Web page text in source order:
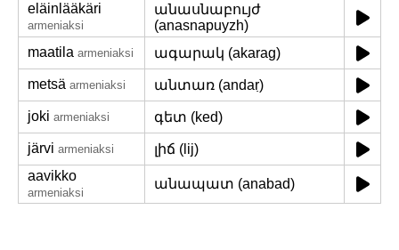
eläinlääkäri
armeniaksi
անասնաբույժ
(anasnapuyzh)
maatila armeniaksi ագարակ (akarag)
metsä armeniaksi անտառ (andaṛ)
joki armeniaksi գետ (ked)
järvi armeniaksi
լիճ (lij)
aavikko
armeniaksi
անապատ (anabad)